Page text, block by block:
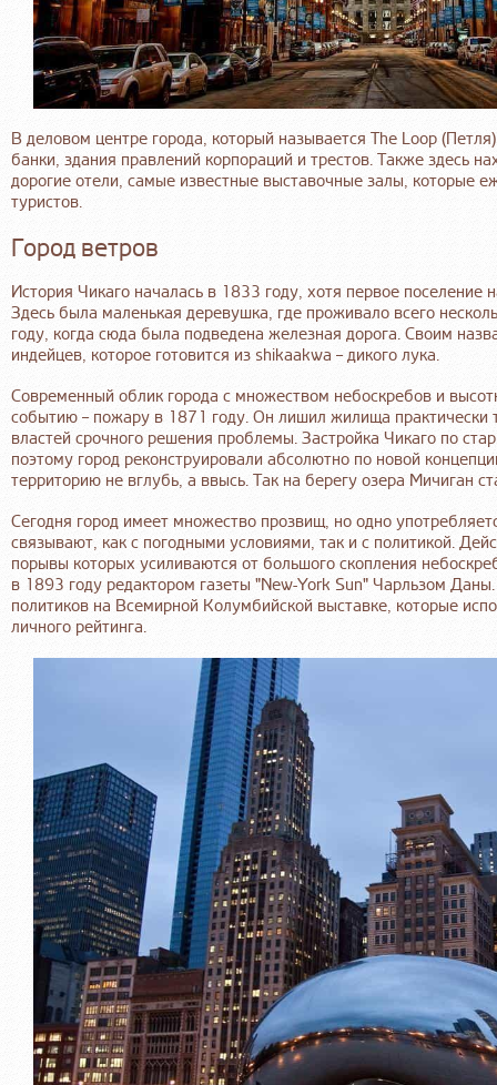
В деловом центре города, который называется The Loop
банки, здания правлений корпораций и трестов. Также здесь
дорогие отели, самые известные выставочные залы, которые
туристов.
Город ветров
История Чикаго началась в 1833 году, хотя первое поселение
Здесь была маленькая деревушка, где проживало всего
году, когда сюда была подведена железная дорога. Своим
индейцев, которое готовится из shikaakwa – дикого лука.
Современный облик города с множеством небоскребов и
событию – пожару в 1871 году. Он лишил жилища практически
властей срочного решения проблемы. Застройка Чикаго по
поэтому город реконструировали абсолютно по новой
территорию не вглубь, а ввысь. Так на берегу озера Мичиган
Сегодня город имеет множество прозвищ, но одно
связывают, как с погодными условиями, так и с политикой.
порывы которых усиливаются от большого скопления
в 1893 году редактором газеты "New-York Sun" Чарльзом
политиков на Всемирной Колумбийской выставке, которые
личного рейтинга.